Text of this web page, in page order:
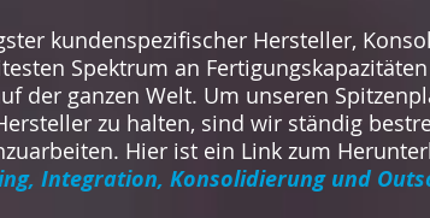
kundenspezifischer Hersteller,
Spektrum an
der ganzen Welt. Um unseren
zu halten, sind wir ständig
Hier ist ein Link zum
Integration, Konsolidierung und